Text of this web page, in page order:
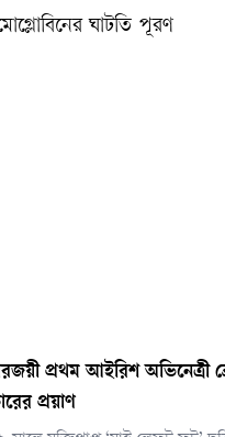
ঘাটতি পূরণ
প্রথম আইরিশ অভিনেত্রী
প্রয়াণ